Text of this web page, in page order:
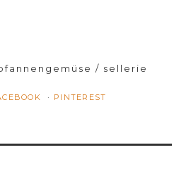
sellerie
PINTEREST